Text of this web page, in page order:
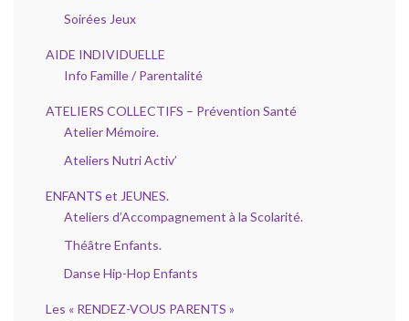
Soirées Jeux
AIDE INDIVIDUELLE
Info Famille / Parentalité
ATELIERS COLLECTIFS – Prévention Santé
Atelier Mémoire.
Ateliers Nutri Activ’
ENFANTS et JEUNES.
Ateliers d’Accompagnement à la Scolarité.
Théâtre Enfants.
Danse Hip-Hop Enfants
Les « RENDEZ-VOUS PARENTS »